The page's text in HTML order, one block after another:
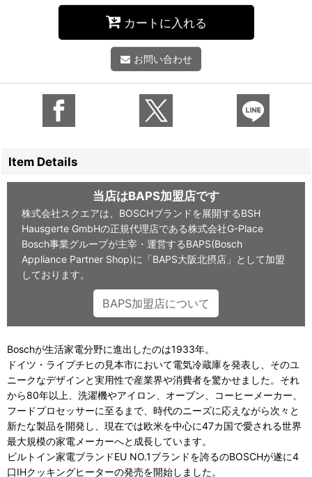
カートに入れる
お問い合わせ
Item Details
当店はBAPS加盟店です
株式会社スクエアは、BOSCHブランドを展開するBSH
Hausgerte GmbHの正規代理店である株式会社G-Place
Bosch事業グループが主宰・運営するBAPS(Bosch
Appliance Partner Shop)に「BAPS大阪北摂店」として加盟
しております。
BAPS加盟店について
Boschが生活家電分野に進出したのは1933年。
ドイツ・ライプチヒの見本市において電気冷蔵庫を発表し、そのユ
ニークなデザインと実用性で産業界や消費者を驚かせました。それ
から80年以上、洗濯機やアイロン、オーブン、コーヒーメーカー、
フードプロセッサーに至るまで、時代のニーズに応えながら次々と
新たな製品を開発し、現在では欧米を中心に47カ国で愛される世界
最大規模の家電メーカーへと成長しています。
ビルトイン家電ブランドEU NO.1ブランドを誇るのBOSCHが遂に4
口IHクッキングヒーターの発売を開始しました。